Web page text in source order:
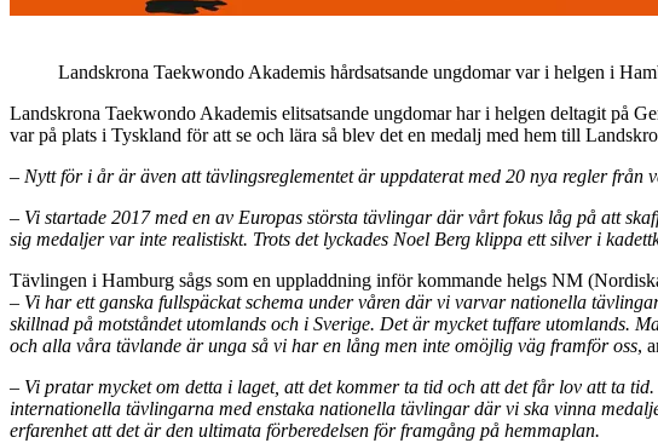
Landskrona Taekwondo Akademis hårdsatsande ungdomar var i helgen i
Landskrona Taekwondo Akademis elitsatsande ungdomar har i helgen deltagit på
var på plats i Tyskland för att se och lära så blev det en medalj med hem till
– Nytt för i år är även att tävlingsreglementet är uppdaterat med 20 nya regler från
– Vi startade 2017 med en av Europas största tävlingar där vårt fokus låg på att
sig medaljer var inte realistiskt. Trots det lyckades Noel Berg klippa ett silver i
Tävlingen i Hamburg sågs som en uppladdning inför kommande helgs NM
– Vi har ett ganska fullspäckat schema under våren där vi varvar nationella
skillnad på motståndet utomlands och i Sverige. Det är mycket tuffare utomlands.
och alla våra tävlande är unga så vi har en lång men inte omöjlig väg framför oss,
– Vi pratar mycket om detta i laget, att det kommer ta tid och att det får lov att ta
internationella tävlingarna med enstaka nationella tävlingar där vi ska vinna
erfarenhet att det är den ultimata förberedelsen för framgång på hemmaplan.